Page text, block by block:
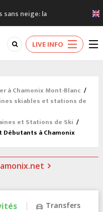
sans neige: la
montagne
pour visiter le nouveau
3 personnes sont
magasin de course
LIVE INFO
à Chamonix Mont-Blanc /
skiables et stations de
et Stations de Ski /
Débutants à Chamonix
Transfers